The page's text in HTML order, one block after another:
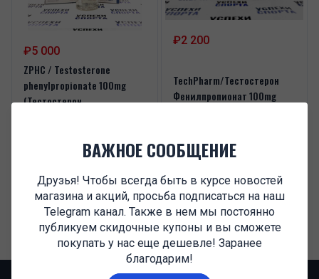
ВАЖНОЕ СООБЩЕНИЕ
Друзья! Чтобы всегда быть в курсе новостей
магазина и акций, просьба подписаться на наш
Telegram канал. Также в нем мы постоянно
публикуем скидочные купоны и вы сможете
покупать у нас еще дешевле! Заранее
благодарим!
₽5 000
ZPHC / Testosterone
phenylpropionate 100mg
(Тестостерон
₽2 200
TechPharm/Тестостерон
Фенилпропионат 100mg
1